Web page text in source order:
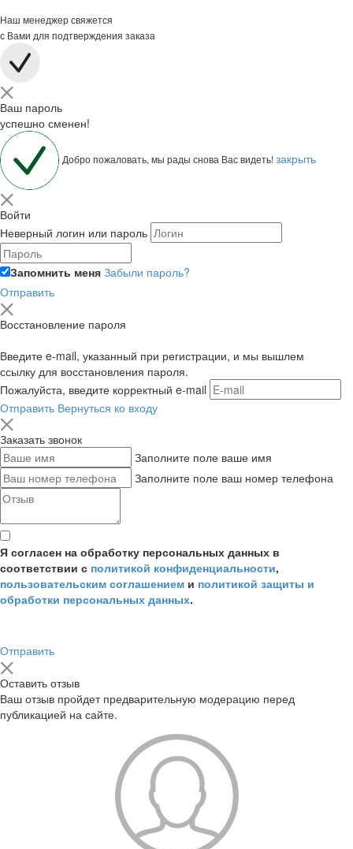
Наш менеджер свяжется
с Вами для подтверждения заказа
Ваш пароль
успешно сменен!
Добро пожаловать, мы рады снова Вас видеть!закрыть
Войти
Неверный логин или пароль
Запомнить меня Забыли пароль?
Отправить
Восстановление пароля
Введите e-mail, указанный при регистрации, и мы вышлем
ссылку для восстановления пароля.
Пожалуйста, введите корректный e-mail
Отправить Вернуться ко входу
Заказать звонок
Заполните поле ваше имя
Заполните поле ваш номер телефона
Я согласен на обработку персональных данных в
соответствии с политикой конфиденциальности,
пользовательским соглашением и политикой защиты и
обработки персональных данных.
Отправить
Оставить отзыв
Ваш отзыв пройдет предварительную модерацию перед
публикацией на сайте.